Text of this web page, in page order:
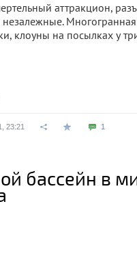
аттракцион,
клоуны на посылках у
23:21 1
бассейн в